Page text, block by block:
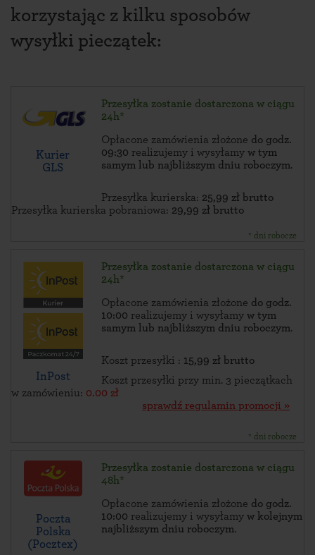
korzystając z kilku sposobów
wysyłki pieczątek:
Kurier
GLS
Przesyłka zostanie dostarczona w ciągu
24h*
Opłacone zamówienia złożone do godz.
09:30 realizujemy i wysyłamy w tym
samym lub najbliższym dniu roboczym.
Przesyłka kurierska: 25,99 zł brutto
Przesyłka kurierska pobraniowa: 29,99 zł brutto
* dni robocze
InPost
Przesyłka zostanie dostarczona w ciągu
24h*
Opłacone zamówienia złożone do godz.
10:00 realizujemy i wysyłamy w tym
samym lub najbliższym dniu roboczym.
Koszt przesyłki : 15,99 zł brutto
Koszt przesyłki przy min. 3 pieczątkach
w zamówieniu: 0.00 zł
sprawdź regulamin promocji »
* dni robocze
Poczta
Polska
(Pocztex)
Przesyłka zostanie dostarczona w ciągu
48h*
Opłacone zamówienia złożone do godz.
10:00 realizujemy i wysyłamy w kolejnym
najbliższym dniu roboczym.